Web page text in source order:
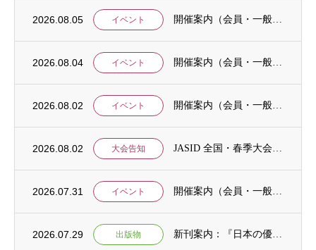
2026.08.05 イベント 開催案内（会員・一般）：8/15 清末愛砂さん「女と戦争」＠上智大
2026.08.04 イベント 開催案内（会員・一般）：神戸大学ユネスコチェア開催セミナーのご案内
2026.08.02 イベント 開催案内（会員・一般）：「みんなのSDGs」セッション「今こそ考えるSDGsと戦争・平...
2026.08.02 大会告知 JASID 全国・春季大会：JASIDブックトーク報告募集
2026.07.31 イベント 開催案内（会員・一般）：IDCJ主催 第52回プロフェッショナル統計分析ワークショップ...
2026.07.29 出版物 新刊案内：『日本の優位性が通用しないという戦略ー地域の文化を考えた競争優位ー』ご案内